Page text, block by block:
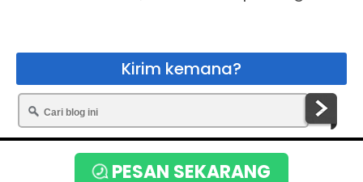
Kirim kemana?
Copyright © 2020
PESAN SEKARANG